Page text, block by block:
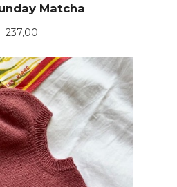
Matcha
Pris
237,00